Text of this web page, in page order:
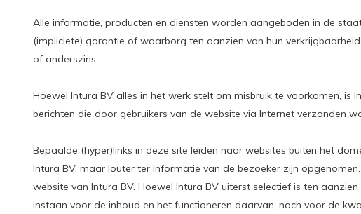
Alle informatie, producten en diensten worden aangeboden in de
(impliciete) garantie of waarborg ten aanzien van hun
of anderszins.
Hoewel Intura BV alles in het werk stelt om misbruik te voorkomen, is
berichten die door gebruikers van de website via Internet verzonden
Bepaalde (hyper)links in deze site leiden naar websites buiten het
Intura BV, maar louter ter informatie van de bezoeker zijn
website van Intura BV. Hoewel Intura BV uiterst selectief is ten
instaan voor de inhoud en het functioneren daarvan, noch voor de